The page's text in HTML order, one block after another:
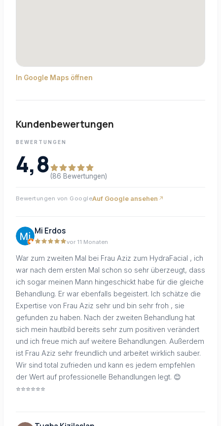
In Google Maps öffnen
Kundenbewertungen
BEWERTUNGEN
4,8 (86 Bewertungen)
Bewertungen von GoogleAuf Google ansehen
Mi Erdos
vor 11 Monaten
War zum zweiten Mal bei Frau Aziz zum HydraFacial , ich
war nach dem ersten Mal schon so sehr überzeugt, dass
ich sogar meinen Mann hingeschickt habe für die gleiche
Behandlung. Er war ebenfalls begeistert. Ich schätze die
Expertise von Frau Aziz sehr und bin sehr froh , sie
gefunden zu haben. Nach der zweiten Behandlung hat
sich mein hautbild bereits sehr zum positiven verändert
und ich freue mich auf weitere Behandlungen. Außerdem
ist Frau Aziz sehr freundlich und arbeitet wirklich sauber.
Wir sind total zufrieden und kann es jedem empfehlen
der Wert auf professionelle Behandlungen legt. 😊
⭐️⭐️⭐️⭐️⭐️⭐️